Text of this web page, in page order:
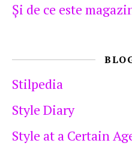
Şi de ce este
Stilpedia
Style Diary
Style at a Certain